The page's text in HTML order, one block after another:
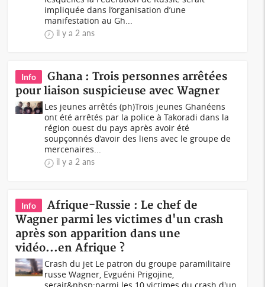
impliquée dans l’organisation d’une
manifestation au Gh...
il y a 2 ans
Info
Ghana : Trois personnes arrêtées
pour liaison suspicieuse avec Wagner
Les jeunes arrêtés (ph)Trois jeunes Ghanéens
ont été arrêtés par la police à Takoradi dans la
région ouest du pays après avoir été
soupçonnés d’avoir des liens avec le groupe de
mercenaires...
il y a 2 ans
Info
Afrique-Russie : Le chef de
Wagner parmi les victimes d'un crash
après son apparition dans une
vidéo...en Afrique ?
Crash du jet Le patron du groupe paramilitaire
russe Wagner, Evguéni Prigojine,